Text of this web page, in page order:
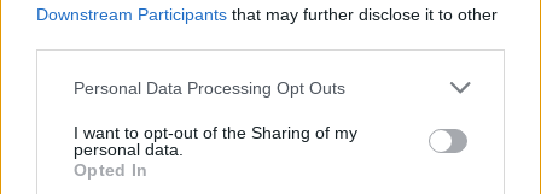
Downstream Participants that may further disclose it to other
Personal Data Processing Opt Outs
I want to opt-out of the Sharing of my
personal data.
Opted In